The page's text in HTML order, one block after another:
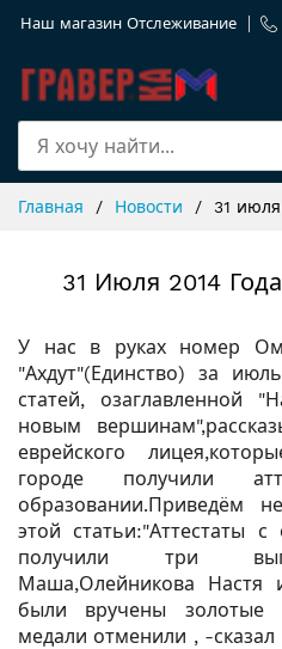
Наш магазин Отслеживание
Главная Новости 31
31 Июля 2014
У нас в руках номер
"Ахдут"(Единство) за
статей, озаглавленной
новым
еврейского
городе получили
образовании.Приведём
этой статьи:"Аттестаты
получили три
Маша,Олейникова Настя
были вручены
медали отменили , -